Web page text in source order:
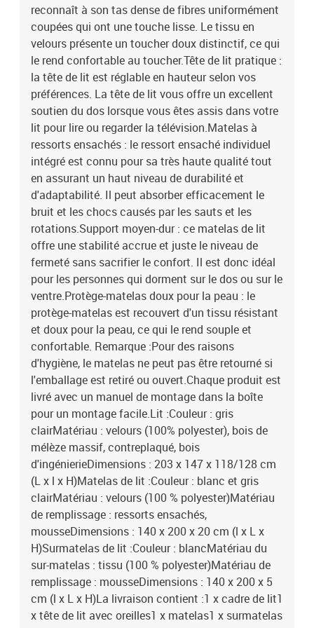
reconnaît à son tas dense de fibres uniformément
coupées qui ont une touche lisse. Le tissu en
velours présente un toucher doux distinctif, ce qui
le rend confortable au toucher.Tête de lit pratique :
la tête de lit est réglable en hauteur selon vos
préférences. La tête de lit vous offre un excellent
soutien du dos lorsque vous êtes assis dans votre
lit pour lire ou regarder la télévision.Matelas à
ressorts ensachés : le ressort ensaché individuel
intégré est connu pour sa très haute qualité tout
en assurant un haut niveau de durabilité et
d'adaptabilité. Il peut absorber efficacement le
bruit et les chocs causés par les sauts et les
rotations.Support moyen-dur : ce matelas de lit
offre une stabilité accrue et juste le niveau de
fermeté sans sacrifier le confort. Il est donc idéal
pour les personnes qui dorment sur le dos ou sur le
ventre.Protège-matelas doux pour la peau : le
protège-matelas est recouvert d'un tissu résistant
et doux pour la peau, ce qui le rend souple et
confortable. Remarque :Pour des raisons
d'hygiène, le matelas ne peut pas être retourné si
l'emballage est retiré ou ouvert.Chaque produit est
livré avec un manuel de montage dans la boîte
pour un montage facile.Lit :Couleur : gris
clairMatériau : velours (100% polyester), bois de
mélèze massif, contreplaqué, bois
d'ingénierieDimensions : 203 x 147 x 118/128 cm
(L x l x H)Matelas de lit :Couleur : blanc et gris
clairMatériau : velours (100 % polyester)Matériau
de remplissage : ressorts ensachés,
mousseDimensions : 140 x 200 x 20 cm (l x L x
H)Surmatelas de lit :Couleur : blancMatériau du
sur-matelas : tissu (100 % polyester)Matériau de
remplissage : mousseDimensions : 140 x 200 x 5
cm (l x L x H)La livraison contient :1 x cadre de lit1
x tête de lit avec oreilles1 x matelas1 x surmatelas